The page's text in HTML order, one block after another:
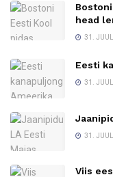
head
31.
Eesti
31.
31.
Viis